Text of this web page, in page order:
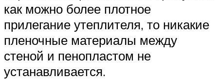
как можно более плотное
прилегание утеплителя, то никакие
пленочные материалы между
стеной и пенопластом не
устанавливается.